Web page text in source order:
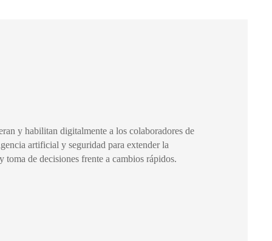
y habilitan digitalmente a los colaboradores de
artificial y seguridad para extender la
de decisiones frente a cambios rápidos.